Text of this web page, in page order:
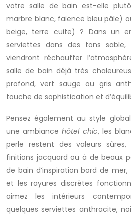
votre salle de bain est-elle
marbre blanc, faïence bleu pâle)
beige, terre cuite) ? Dans un
serviettes dans des tons
viendront réchauffer
salle de bain déjà très
profond, vert sauge ou gris
touche de sophistication et
Pensez également au style
une ambiancehôtel chic, les
perle restent des valeurs
finitions jacquard ou à de beaux
de bain d’inspiration bord de mer,
et les rayures discrètes
aimez les intérieurs
quelques serviettes anthracite,